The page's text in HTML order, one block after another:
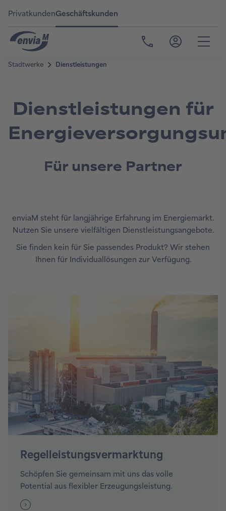
PrivatkundenGeschäftskunden
Dienstleistungen für
Für unsere Partner
enviaM steht für langjährige Erfahrung im Energiemarkt.
Nutzen Sie unsere vielfältigen Dienstleistungsangebote.
Sie finden kein für Sie passendes Produkt? Wir stehen
Ihnen für Individuallösungen zur Verfügung.